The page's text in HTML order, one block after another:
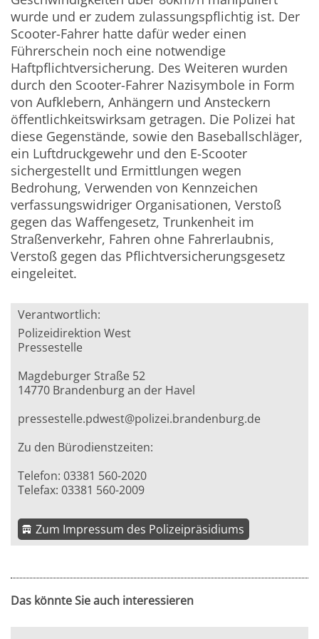
wurde und er zudem zulassungspflichtig ist. Der
Scooter-Fahrer hatte dafür weder einen
Führerschein noch eine notwendige
Haftpflichtversicherung. Des Weiteren wurden
durch den Scooter-Fahrer Nazisymbole in Form
von Aufklebern, Anhängern und Ansteckern
öffentlichkeitswirksam getragen. Die Polizei hat
diese Gegenstände, sowie den Baseballschläger,
ein Luftdruckgewehr und den E-Scooter
sichergestellt und Ermittlungen wegen
Bedrohung, Verwenden von Kennzeichen
verfassungswidriger Organisationen, Verstoß
gegen das Waffengesetz, Trunkenheit im
Straßenverkehr, Fahren ohne Fahrerlaubnis,
Verstoß gegen das Pflichtversicherungsgesetz
eingeleitet.
Verantwortlich:
Polizeidirektion West
Pressestelle
Magdeburger Straße 52
14770 Brandenburg an der Havel
pressestelle.pdwest@polizei.brandenburg.de
Zu den Bürodienstzeiten:
Telefon: 03381 560-2020
Telefax: 03381 560-2009
Zum Impressum des Polizeipräsidiums
Das könnte Sie auch interessieren